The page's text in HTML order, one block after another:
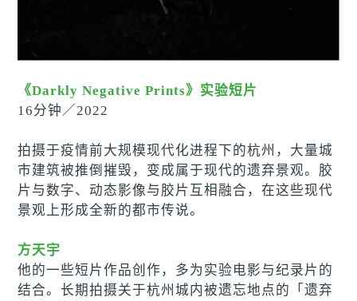
《Darkly Negative Prints》实验短片
16分钟 ／ 2022
拍摄于疫情前大规模现代化进程下的杭州，大量城
市建筑被推倒摧毁，变成属于现代的遗弃景观。胶
片与数字、动态影像与胶片互相融合，在这些现代
景观上形成全新的都市传说。
方天宇
他的一些短片作品创作，多为实验电影与纪录片的
结合。长期拍摄关于杭州城内被遗忘地点的「遗弃